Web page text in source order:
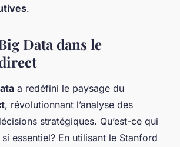
.
Data dans le
a redéfini le paysage du
, révolutionnant l’analyse des
stratégiques. Qu’est-ce qui
essentiel? En utilisant le Stanford